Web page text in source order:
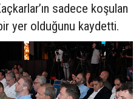
sadece koşulan
yer olduğunu kaydetti.